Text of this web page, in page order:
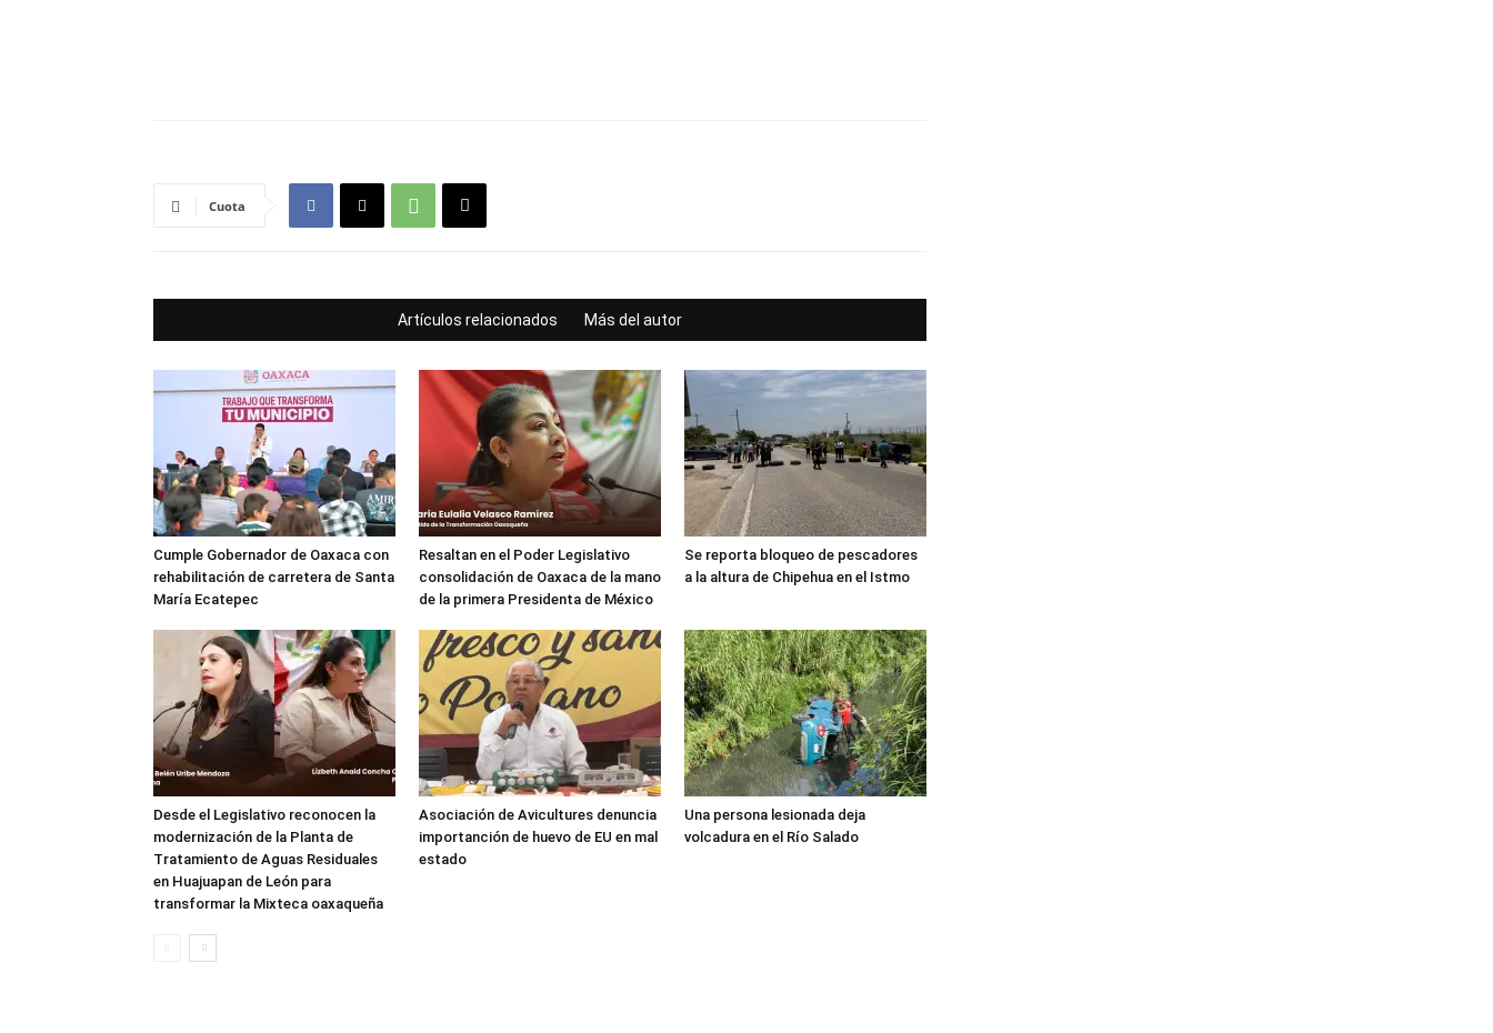
Cuota
Artículos relacionados Más del autor
Cumple Gobernador de Oaxaca con
rehabilitación de carretera de Santa
María Ecatepec
Resaltan en el Poder Legislativo
consolidación de Oaxaca de la mano
de la primera Presidenta de México
Se reporta bloqueo de pescadores
a la altura de Chipehua en el Istmo
Desde el Legislativo reconocen la
modernización de la Planta de
Tratamiento de Aguas Residuales
en Huajuapan de León para
transformar la Mixteca oaxaqueña
Asociación de Avicultures denuncia
importanción de huevo de EU en mal
estado
Una persona lesionada deja
volcadura en el Río Salado